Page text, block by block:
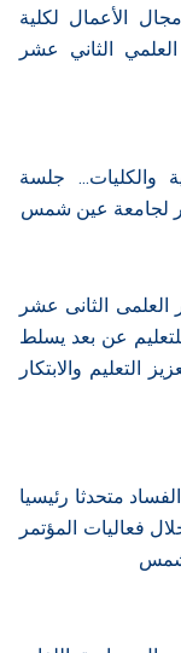
الأعمال لكلية
الثاني عشر
والكليات... جلسة
لجامعة عين شمس
العلمى الثانى عشر
عن بعد يسلط
والابتكار
متحدثا رئيسيا
فعاليات المؤتمر
شمس